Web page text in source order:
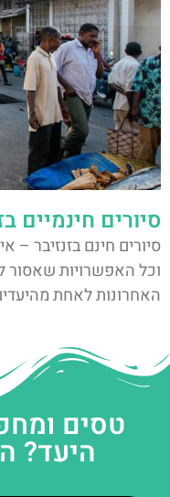
סיורים חינמיים
סיורים חינם בזנזיבר
וכל האפשרויות שאסור
האחרונות לאחת
טסים
היעד?